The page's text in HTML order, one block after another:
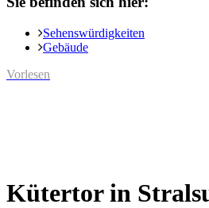
Sehenswürdigkeiten
Gebäude
Vorlesen
Kütertor in